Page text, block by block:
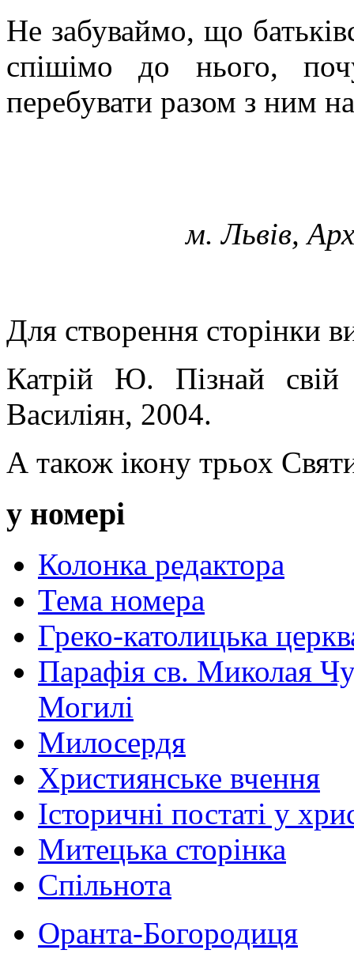
Не забуваймо, що
спішімо до нього,
перебувати разом з ним
м. Львів,
Для створення сторінки
Катрій Ю. Пізнай
Василіян, 2004.
А також ікону трьох
у номері
Колонка редактора
Тема номера
Греко-католицька
Парафія св. Миколая
Могилі
Милосердя
Християнське вчення
Історичні постаті у
Митецька сторінка
Спільнота
Оранта-Богородиця